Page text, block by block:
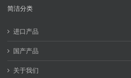
简洁分类
进口产品
国产产品
关于我们